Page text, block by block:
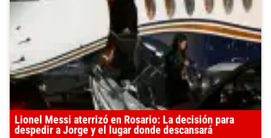
Lionel Messi aterrizó en Rosario: La decisión para
despedir a Jorge y el lugar donde descansará